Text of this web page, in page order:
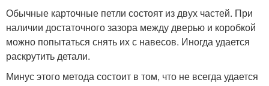
Обычные карточные петли состоят из двух частей. При
наличии достаточного зазора между дверью и коробкой
можно попытаться снять их с навесов. Иногда удается
раскрутить детали.
Минус этого метода состоит в том, что не всегда удается